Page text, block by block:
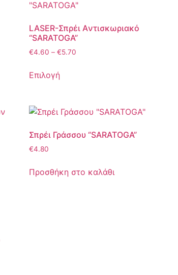
LASER-Σπρέι Aντισκωριακό
“SARATOGA”
€4.60 – €5.70
Επιλογή
Σπρέι Γράσσου “SARATOGA”
€4.80
Προσθήκη στο καλάθι